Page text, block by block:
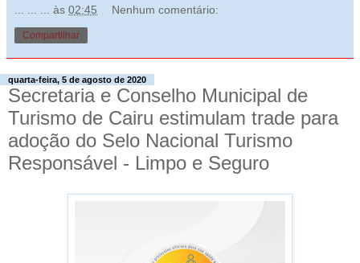
às 02:45 Nenhum comentário:
Compartilhar
quarta-feira, 5 de agosto de 2020
Secretaria e Conselho Municipal de
Turismo de Cairu estimulam trade para
adoção do Selo Nacional Turismo
Responsável - Limpo e Seguro